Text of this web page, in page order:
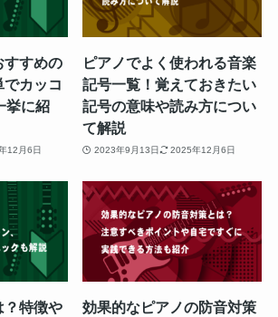
すすめの
カッコ
挙に紹
12月6日
ピアノでよく使われる音楽
記号一覧！覚えておきたい
記号の意味や読み方につい
て解説
2023年9月13日 2025年12月6日
？特徴や
効果的なピアノの防音対策